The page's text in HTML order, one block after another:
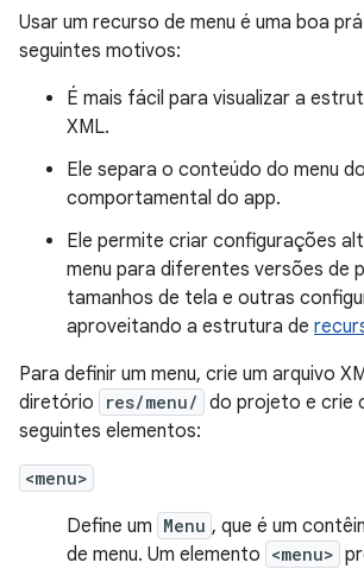
Usar um recurso de menu é uma boa
seguintes motivos:
É mais fácil para visualizar a
XML.
Ele separa o conteúdo do menu
comportamental do app.
Ele permite criar configurações
menu para diferentes versões de
tamanhos de tela e outras
aproveitando a estrutura de
Para definir um menu, crie um arquivo
diretório
res/menu/ do projeto e crie
seguintes elementos:
<menu>
Define um Menu , que é um
de menu. Um elemento <menu>